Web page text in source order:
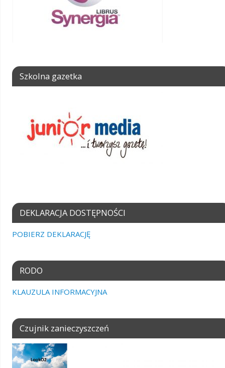
Szkolna gazetka
DEKLARACJA DOSTĘPNOŚCI
POBIERZ DEKLARACJĘ
RODO
KLAUZULA INFORMACYJNA
Czujnik zanieczyszczeń